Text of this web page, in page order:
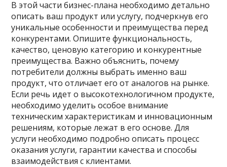
В этой части бизнес-плана необходимо детально
описать ваш продукт или услугу, подчеркнув его
уникальные особенности и преимущества перед
конкурентами. Опишите функциональность,
качество, ценовую категорию и конкурентные
преимущества. Важно объяснить, почему
потребители должны выбрать именно ваш
продукт, что отличает его от аналогов на рынке.
Если речь идет о высокотехнологичном продукте,
необходимо уделить особое внимание
техническим характеристикам и инновационным
решениям, которые лежат в его основе. Для
услуги необходимо подробно описать процесс
оказания услуги, гарантии качества и способы
взаимодействия с клиентами.